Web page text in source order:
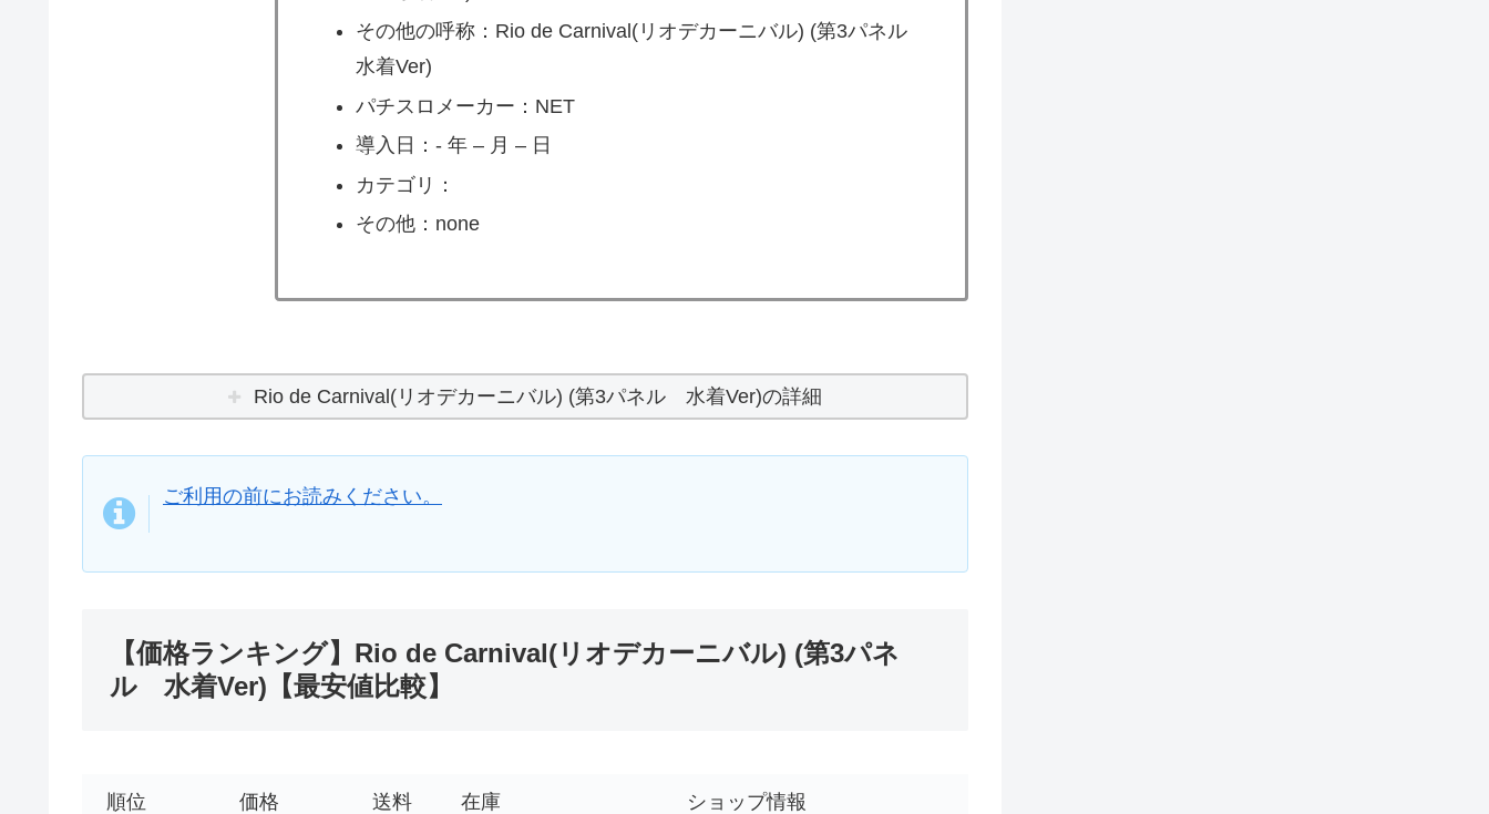
その他の呼称：Rio de Carnival(リオデカーニバル) (第3パネル
水着Ver)
パチスロメーカー：NET
導入日：- 年 – 月 – 日
カテゴリ：
その他：none
Rio de Carnival(リオデカーニバル) (第3パネル 水着Ver)の詳細
ご利用の前にお読みください。
【価格ランキング】Rio de Carnival(リオデカーニバル) (第3パネ
ル 水着Ver)【最安値比較】
順位 価格 送料 在庫 ショップ情報